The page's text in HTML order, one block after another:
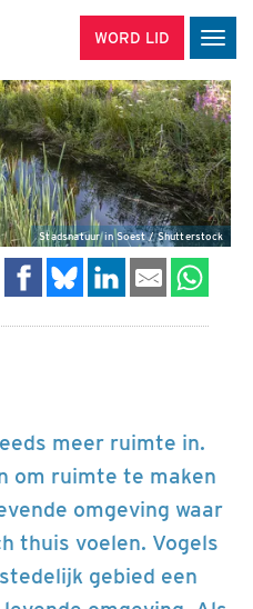
WORD LID
Stadsnatuur in Soest / Shutterstock
meer ruimte in.
om ruimte te maken
omgeving waar
thuis voelen. Vogels
gebied een